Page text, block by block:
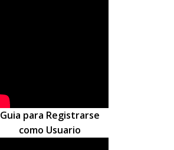
Guia para Registrarse
como Usuario